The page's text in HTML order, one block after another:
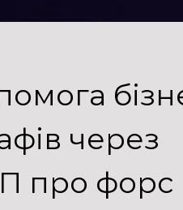
через
про форс